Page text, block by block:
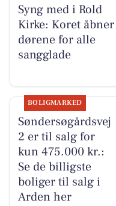
Syng med i Rold
Kirke: Koret åbner
dørene for alle
sangglade
BOLIGMARKED
Søndersøgårdsvej
2 er til salg for
kun 475.000 kr.:
Se de billigste
boliger til salg i
Arden her